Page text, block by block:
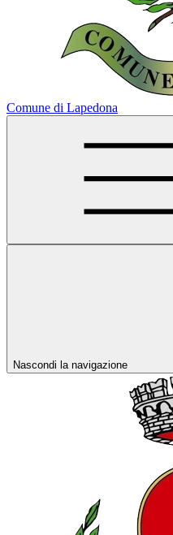
Comune di Lapedona
Nascondi la navigazione